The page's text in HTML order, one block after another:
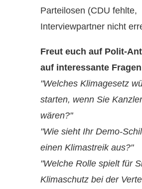
Parteilosen (CDU fehlte,
Interviewpartner nicht
Freut euch auf Polit-
auf interessante
"Welches Klimagesetz
starten, wenn Sie
wären?"
"Wie sieht Ihr Demo-
einen Klimastreik aus?"
"Welche Rolle spielt für
Klimaschutz bei der